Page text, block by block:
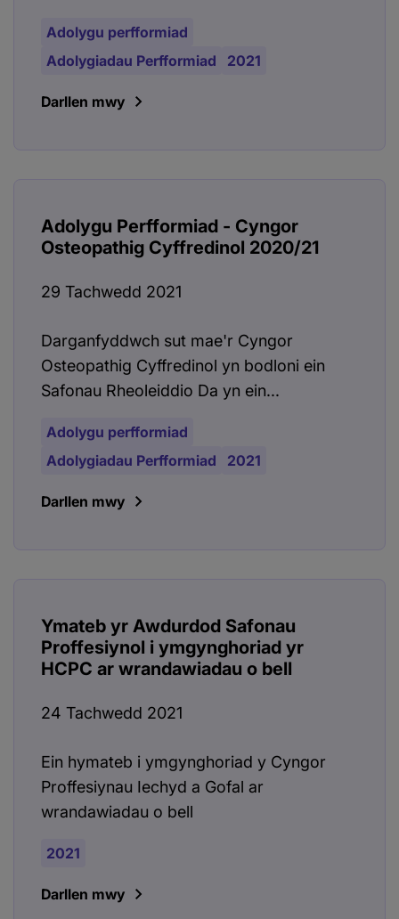
Adolygu perfformiad
Adolygiadau Perfformiad
2021
Darllen mwy
Adolygu Perfformiad - Cyngor
Osteopathig Cyffredinol 2020/21
29 Tachwedd 2021
Darganfyddwch sut mae'r Cyngor
Osteopathig Cyffredinol yn bodloni ein
Safonau Rheoleiddio Da yn ein...
Adolygu perfformiad
Adolygiadau Perfformiad
2021
Darllen mwy
Ymateb yr Awdurdod Safonau
Proffesiynol i ymgynghoriad yr
HCPC ar wrandawiadau o bell
24 Tachwedd 2021
Ein hymateb i ymgynghoriad y Cyngor
Proffesiynau Iechyd a Gofal ar
wrandawiadau o bell
2021
Darllen mwy